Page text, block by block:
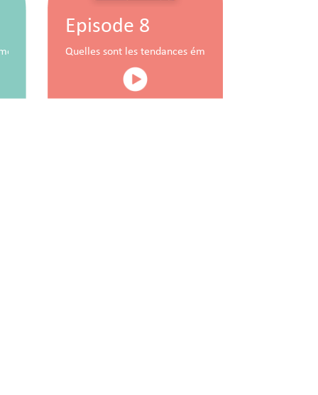
à travers la RSE
Episode 8
Quelles sont les tendances émergentes du commerce